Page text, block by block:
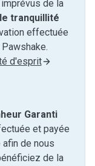
de la
tranquillité
effectuée
d'esprit
Garanti
et payée
de nous
de la